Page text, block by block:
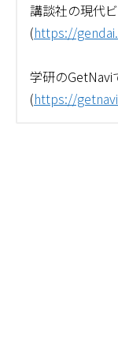
講談社の現代
(https://
学研のGetNavi
(https://